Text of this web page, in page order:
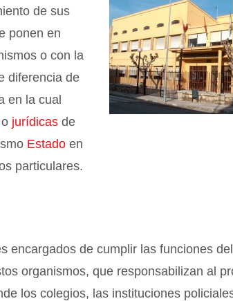
de sus
ponen en
o con la
diferencia de
en la cual
o jurídicas de
Estado en
particulares.
encargados de cumplir las funciones
organismos, que responsabilizan al
los colegios, las instituciones